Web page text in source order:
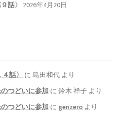
びと
話〉
2026年4月20日
話〉 に島田和代 より
つどいに参加 に鈴木 祥子 より
つどいに参加 に genzero より